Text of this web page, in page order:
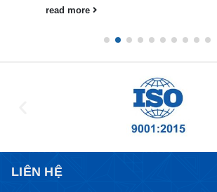
read more
LIÊN HỆ